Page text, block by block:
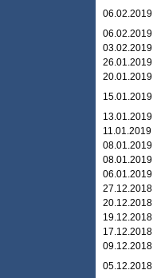
06.02.2019
06.02.2019
03.02.2019
26.01.2019
20.01.2019
15.01.2019
13.01.2019
11.01.2019
08.01.2019
08.01.2019
06.01.2019
27.12.2018
20.12.2018
19.12.2018
17.12.2018
09.12.2018
05.12.2018